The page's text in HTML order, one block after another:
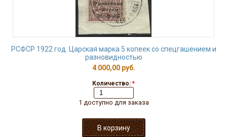
РСФСР 1922 год. Царская марка 5 копеек со спецгашением и
разновидностью
4 000,00 руб.
Количество: *
1 доступно для заказа